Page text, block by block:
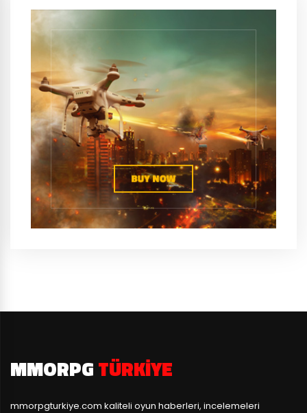
MMORPGTÜRKIYE
mmorpgturkiye.com kaliteli oyun haberleri, incelemeleri